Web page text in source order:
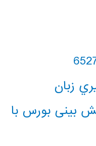
زبان
بینی بورس با